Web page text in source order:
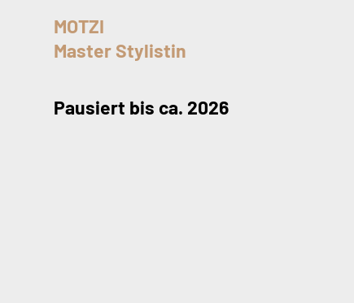
MOTZI
Master Stylistin
Pausiert bis ca. 2026